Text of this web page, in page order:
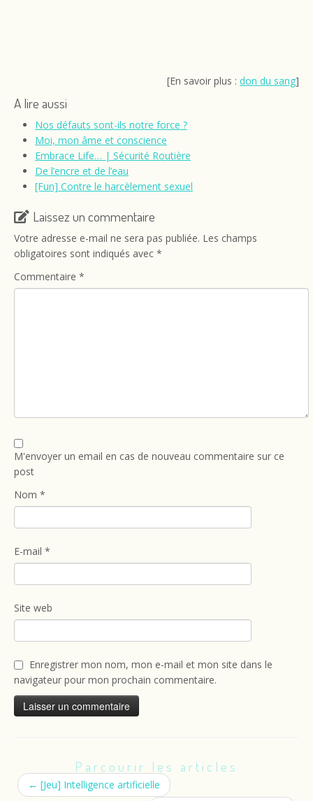
[En savoir plus : don du sang]
A lire aussi
Nos défauts sont-ils notre force ?
Moi, mon âme et conscience
Embrace Life… | Sécurité Routière
De l’encre et de l’eau
[Fun] Contre le harcèlement sexuel
Laissez un commentaire
Votre adresse e-mail ne sera pas publiée. Les champs
obligatoires sont indiqués avec *
Commentaire *
M'envoyer un email en cas de nouveau commentaire sur ce
post
Nom *
E-mail *
Site web
Enregistrer mon nom, mon e-mail et mon site dans le
navigateur pour mon prochain commentaire.
Parcourir les articles
← [Jeu] Intelligence artificielle